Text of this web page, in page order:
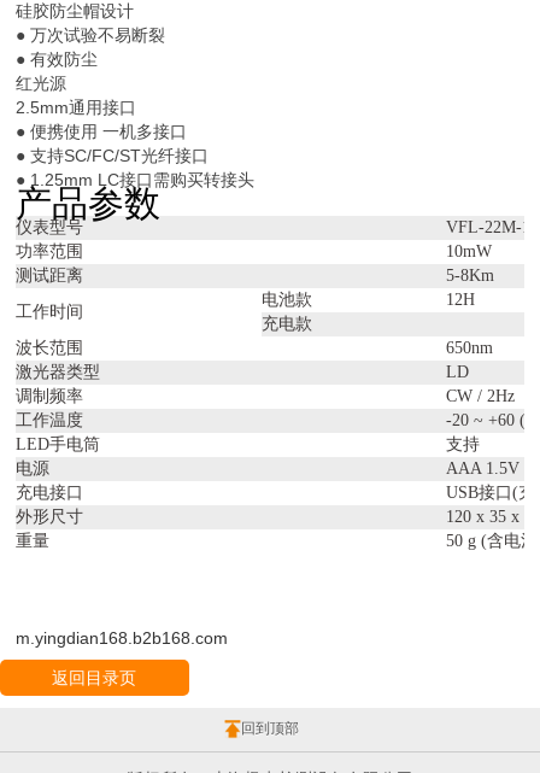
硅胶防尘帽设计
● 万次试验不易断裂
● 有效防尘
红光源
2.5mm通用接口
● 便携使用 一机多接口
● 支持SC/FC/ST光纤接口
● 1.25mm LC接口需购买转接头
产品参数
仪表型号
VFL-22M-10
功率范围
10mW
测试距离
5-8Km
工作时间
电池款
12H
充电款
波长范围
650nm
激光器类型
LD
调制频率
CW / 2Hz
工作温度
-20 ~ +60
LED手电筒
支持
电源
AAA 1.5V
充电接口
USB接口(充
外形尺寸
120 x 35 x
重量
50 g (含电
m.yingdian168.b2b168.com
返回目录页
回到顶部